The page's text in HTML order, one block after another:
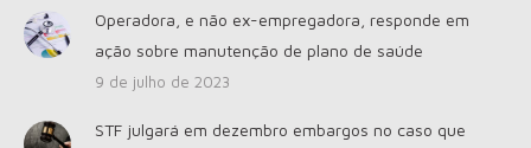
Operadora, e não ex-empregadora, responde em
ação sobre manutenção de plano de saúde
9 de julho de 2023
STF julgará em dezembro embargos no caso que